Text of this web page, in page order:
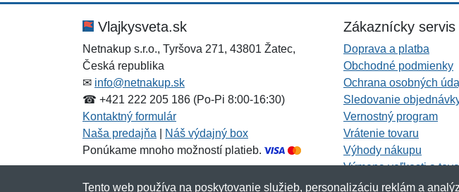
Správa*
Správa*
Vlajkysveta.sk
Netnakup s.r.o., Tyršova 271, 43801 Žatec,
Česká republika
✉ info@netnakup.sk
☎ +421 222 205 186 (Po-Pi 8:00-16:30)
Kontaktný formulár
Naša predajňa
Náš výdajný box
Ponúkame mnoho možností platieb.
Zákaznícky servis
Doprava a platba
Obchodné podmienky
Ochrana osobných
Sledovanie
Vernostný program
Vrátenie tovaru
Výhody nákupu
Výmena veľkosti a
Viac informácií...
Tento web používa na poskytovanie služieb, personalizáciu reklám a